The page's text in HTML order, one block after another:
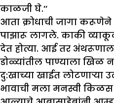
काळजी घे.’’
आता क्रोधाची जागा करूणेने
पाझारू लागले. काकी
देत होत्या. आई तर
डोळ्यांतील पाण्याला खिळ
दु:खाच्या खाईत लोटणाऱ्या
भावाची मला मनस्वी